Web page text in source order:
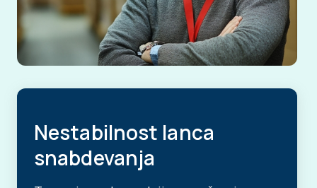
Nestabilnost lanca
snabdevanja